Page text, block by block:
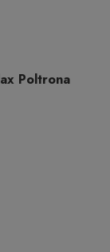
Poltrona